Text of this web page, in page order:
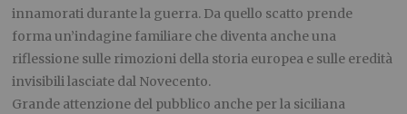
innamorati durante la guerra. Da quello scatto prende
forma un’indagine familiare che diventa anche una
riflessione sulle rimozioni della storia europea e sulle eredità
invisibili lasciate dal Novecento.
Grande attenzione del pubblico anche per la siciliana